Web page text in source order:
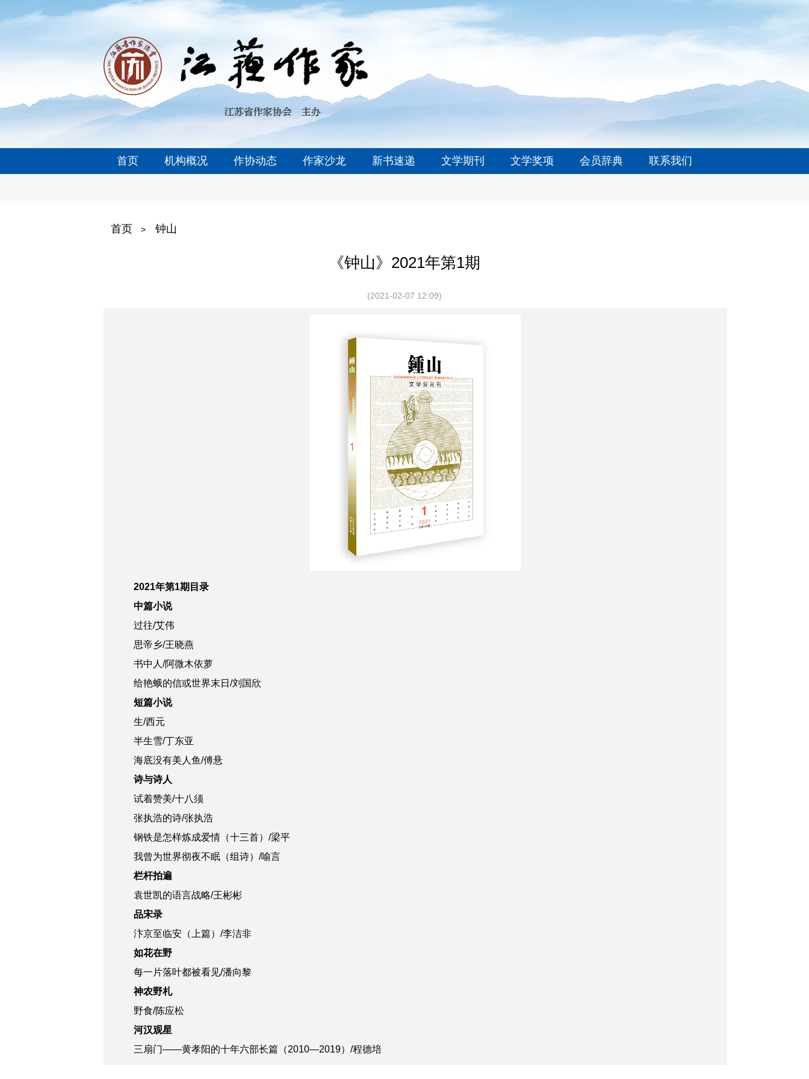
首页 机构概况 作协动态 作家沙龙 新书速递 文学期刊 文学奖项 会员辞典 联系我们
首页 > 钟山
《钟山》2021年第1期
(2021-02-07 12:09)
2021年第1期目录
中篇小说
过往/艾伟
思帝乡/王晓燕
书中人/阿微木依萝
给艳蛾的信或世界末日/刘国欣
短篇小说
生/西元
半生雪/丁东亚
海底没有美人鱼/傅悬
诗与诗人
试着赞美/十八须
张执浩的诗/张执浩
钢铁是怎样炼成爱情（十三首）/梁平
我曾为世界彻夜不眠（组诗）/喻言
栏杆拍遍
袁世凯的语言战略/王彬彬
品宋录
汴京至临安（上篇）/李洁非
如花在野
每一片落叶都被看见/潘向黎
神农野札
野食/陈应松
河汉观星
三扇门——黄孝阳的十年六部长篇（2010—2019）/程德培